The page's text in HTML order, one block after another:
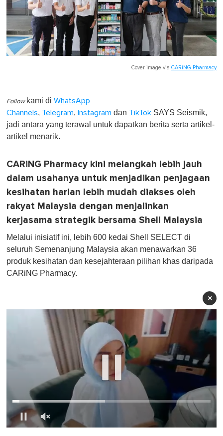
Cover image via CARiNG Pharmacy
Follow kami di WhatsApp
Channels, Telegram, Instagram dan TikTok SAYS Seismik,
jadi antara yang terawal untuk dapatkan berita serta artikel-
artikel menarik.
CARiNG Pharmacy kini melangkah lebih jauh
dalam usahanya untuk menjadikan penjagaan
kesihatan harian lebih mudah diakses oleh
rakyat Malaysia dengan menjalinkan
kerjasama strategik bersama Shell Malaysia
Melalui inisiatif ini, lebih 600 kedai Shell SELECT di
seluruh Semenanjung Malaysia akan menawarkan 36
produk kesihatan dan kesejahteraan pilihan khas daripada
CARiNG Pharmacy.
×